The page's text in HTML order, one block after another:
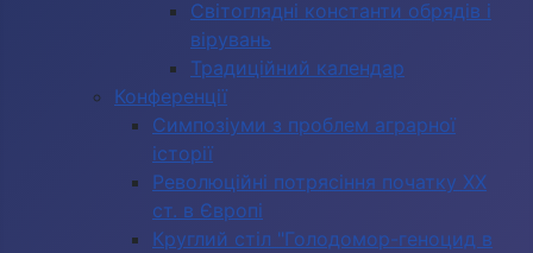
Світоглядні константи обрядів і
вірувань
Традиційний календар
Конференції
Симпозіуми з проблем аграрної
історії
Революційні потрясіння початку ХХ
ст. в Європі
Круглий стіл "Голодомор-геноцид в